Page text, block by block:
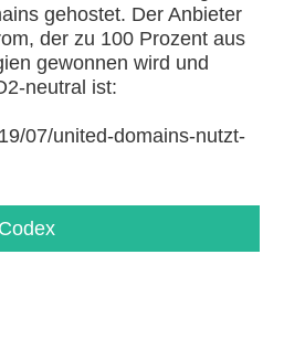
gehostet. Der Anbieter
der zu 100 Prozent aus
gewonnen wird und
neutral ist:
07/united-domains-nutzt-